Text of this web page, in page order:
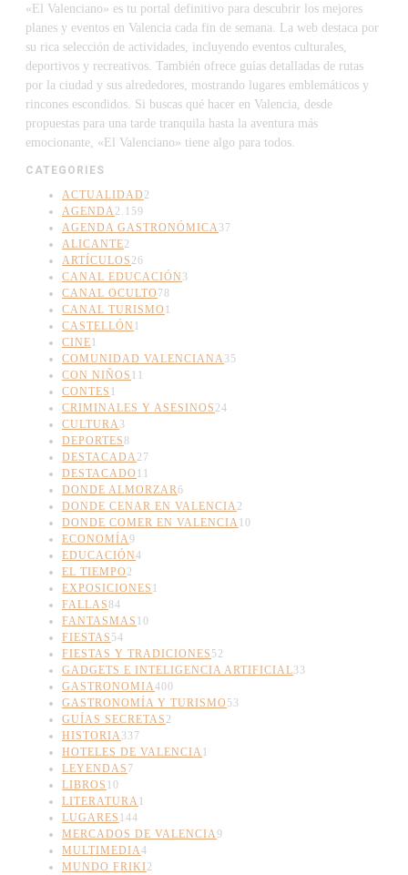
«El Valenciano» es tu portal definitivo para descubrir los mejores
planes y eventos en Valencia cada fin de semana. La web destaca por
su rica selección de actividades, incluyendo eventos culturales,
deportivos y recreativos. También ofrece guías detalladas de rutas
por la ciudad y sus alrededores, mostrando lugares emblemáticos y
rincones escondidos. Si buscas qué hacer en Valencia, desde
propuestas para una tarde tranquila hasta la aventura más
emocionante, «El Valenciano» tiene algo para todos.
CATEGORIES
ACTUALIDAD 2
AGENDA 2.159
AGENDA GASTRONÓMICA 37
ALICANTE2
ARTÍCULOS 26
CANAL EDUCACIÓN 3
CANAL OCULTO 78
CANAL TURISMO 1
CASTELLÓN 1
CINE1
COMUNIDAD VALENCIANA 35
CON NIÑOS 11
CONTES 1
CRIMINALES Y ASESINOS 24
CULTURA 3
DEPORTES8
DESTACADA 27
DESTACADO 11
DONDE ALMORZAR6
DONDE CENAR EN VALENCIA 2
DONDE COMER EN VALENCIA 10
ECONOMÍA9
EDUCACIÓN4
EL TIEMPO 2
EXPOSICIONES 1
FALLAS84
FANTASMAS 10
FIESTAS 54
FIESTAS Y TRADICIONES 52
GADGETS E INTELIGENCIA ARTIFICIAL33
GASTRONOMIA400
GASTRONOMÍA Y TURISMO 53
GUÍAS SECRETAS 2
HISTORIA 337
HOTELES DE VALENCIA 1
LEYENDAS 7
LIBROS 10
LITERATURA 1
LUGARES 144
MERCADOS DE VALENCIA9
MULTIMEDIA4
MUNDO FRIKI2